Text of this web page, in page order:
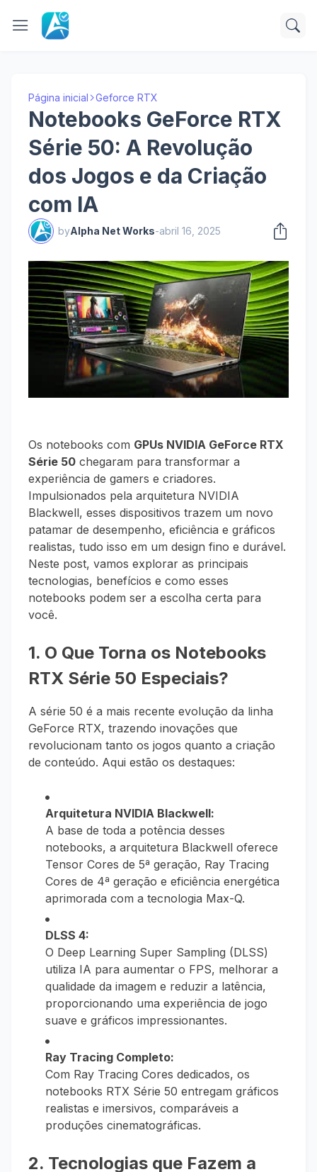
Página inicial Geforce RTX
Notebooks GeForce RTX
Série 50: A Revolução
dos Jogos e da Criação
com IA
byAlpha Net Works-abril 16, 2025
Os notebooks com GPUs NVIDIA GeForce RTX
Série 50 chegaram para transformar a
experiência de gamers e criadores.
Impulsionados pela arquitetura NVIDIA
Blackwell, esses dispositivos trazem um novo
patamar de desempenho, eficiência e gráficos
realistas, tudo isso em um design fino e durável.
Neste post, vamos explorar as principais
tecnologias, benefícios e como esses
notebooks podem ser a escolha certa para
você.
1. O Que Torna os Notebooks
RTX Série 50 Especiais?
A série 50 é a mais recente evolução da linha
GeForce RTX, trazendo inovações que
revolucionam tanto os jogos quanto a criação
de conteúdo. Aqui estão os destaques:
Arquitetura NVIDIA Blackwell:
A base de toda a potência desses
notebooks, a arquitetura Blackwell oferece
Tensor Cores de 5ª geração, Ray Tracing
Cores de 4ª geração e eficiência energética
aprimorada com a tecnologia Max-Q.
DLSS 4:
O Deep Learning Super Sampling (DLSS)
utiliza IA para aumentar o FPS, melhorar a
qualidade da imagem e reduzir a latência,
proporcionando uma experiência de jogo
suave e gráficos impressionantes.
Ray Tracing Completo:
Com Ray Tracing Cores dedicados, os
notebooks RTX Série 50 entregam gráficos
realistas e imersivos, comparáveis a
produções cinematográficas.
2. Tecnologias que Fazem a